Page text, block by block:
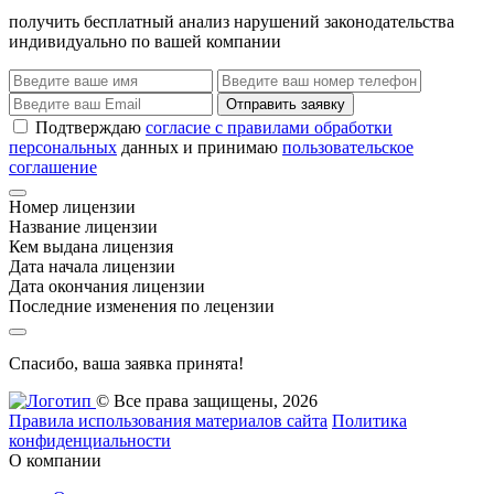
получить бесплатный анализ нарушений законодательства
индивидуально по вашей компании
Отправить заявку
Подтверждаю согласие с правилами обработки
персональных данных и принимаю пользовательское
соглашение
Номер лицензии
Название лицензии
Кем выдана лицензия
Дата начала лицензии
Дата окончания лицензии
Последние изменения по лецензии
Спасибо, ваша заявка принята!
© Все права защищены, 2026
Правила использования материалов сайта Политика
конфиденциальности
О компании